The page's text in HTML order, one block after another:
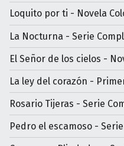
Loquito por ti - Novela
La Nocturna - Serie
El Señor de los cielos -
La ley del corazón -
Rosario Tijeras - Serie
Pedro el escamoso -